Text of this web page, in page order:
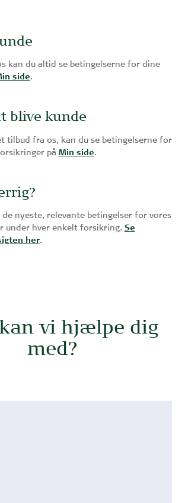
kan du altid se betingelserne for dine
side.
blive kunde
tilbud fra os, kan du se betingelserne for
på Min side.
de nyeste, relevante betingelser for vores
under hver enkelt forsikring. Se
her.
vi hjælpe dig
med?